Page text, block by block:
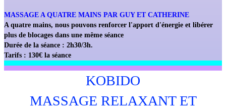
MASSAGE A QUATRE MAINS PAR GUY ET CATHERINE
A quatre mains, nous pouvons renforcer l'apport d'énergie et libérer
plus de blocages dans une même séance
Durée de la séance : 2h30/3h.
Tarifs : 130€ la séance
KOBIDO
MASSAGE RELAXANT ET